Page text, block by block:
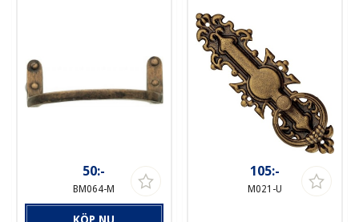
50:-
BM064-M
KÖP NU
105:-
M021-U